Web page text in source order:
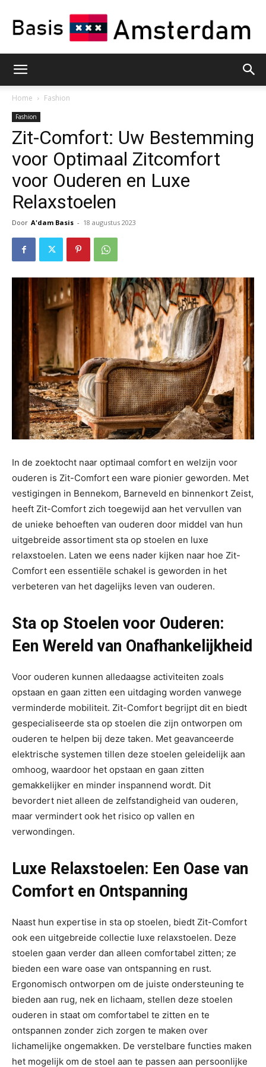
Amsterdam
Home Fashion
Fashion
Zit-Comfort: Uw Bestemming
voor Optimaal Zitcomfort
voor Ouderen en Luxe
Relaxstoelen
Door A'dam Basis - 18 augustus 2023
In de zoektocht naar optimaal comfort en welzijn voor
ouderen is Zit-Comfort een ware pionier geworden. Met
vestigingen in Bennekom, Barneveld en binnenkort Zeist,
heeft Zit-Comfort zich toegewijd aan het vervullen van
de unieke behoeften van ouderen door middel van hun
uitgebreide assortiment sta op stoelen en luxe
relaxstoelen. Laten we eens nader kijken naar hoe Zit-
Comfort een essentiële schakel is geworden in het
verbeteren van het dagelijks leven van ouderen.
Sta op Stoelen voor Ouderen:
Een Wereld van Onafhankelijkheid
Voor ouderen kunnen alledaagse activiteiten zoals
opstaan en gaan zitten een uitdaging worden vanwege
verminderde mobiliteit. Zit-Comfort begrijpt dit en biedt
gespecialiseerde sta op stoelen die zijn ontworpen om
ouderen te helpen bij deze taken. Met geavanceerde
elektrische systemen tillen deze stoelen geleidelijk aan
omhoog, waardoor het opstaan en gaan zitten
gemakkelijker en minder inspannend wordt. Dit
bevordert niet alleen de zelfstandigheid van ouderen,
maar vermindert ook het risico op vallen en
verwondingen.
Luxe Relaxstoelen: Een Oase van
Comfort en Ontspanning
Naast hun expertise in sta op stoelen, biedt Zit-Comfort
ook een uitgebreide collectie luxe relaxstoelen. Deze
stoelen gaan verder dan alleen comfortabel zitten; ze
bieden een ware oase van ontspanning en rust.
Ergonomisch ontworpen om de juiste ondersteuning te
bieden aan rug, nek en lichaam, stellen deze stoelen
ouderen in staat om comfortabel te zitten en te
ontspannen zonder zich zorgen te maken over
lichamelijke ongemakken. De verstelbare functies maken
het mogelijk om de stoel aan te passen aan persoonlijke